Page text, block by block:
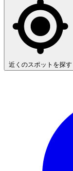
近くのスポットを探す